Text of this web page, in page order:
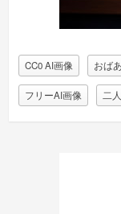
CC0 AI画像 おば
フリーAI画像 二人